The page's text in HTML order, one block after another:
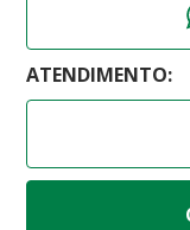
ATENDIMENTO: